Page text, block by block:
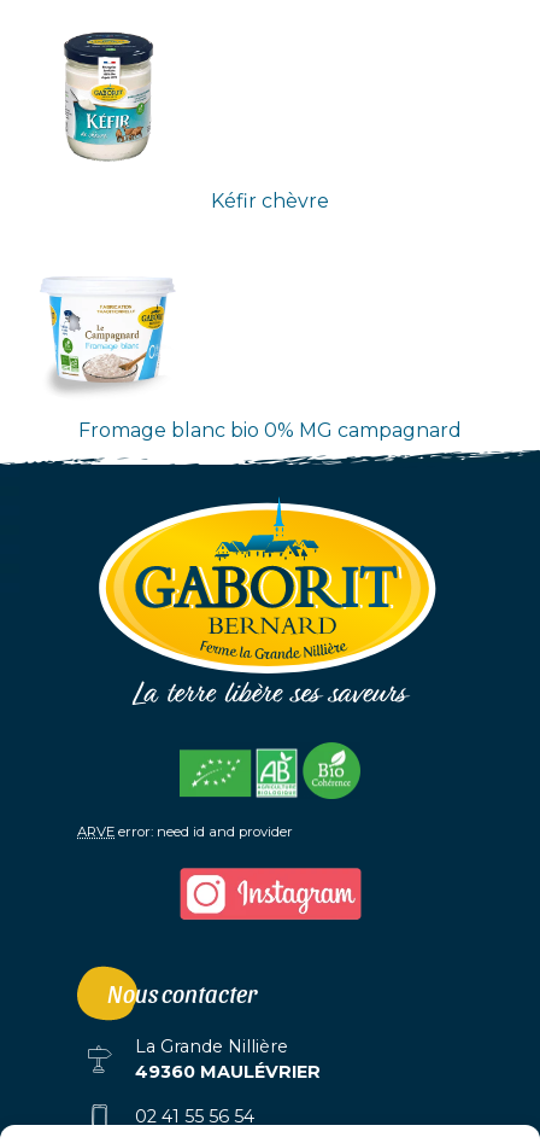
Kéfir chèvre
Fromage blanc bio 0% MG campagnard
ARVE error: need id and provider
Nous contacter
La Grande Nillière
49360 MAULÉVRIER
02 41 55 56 54